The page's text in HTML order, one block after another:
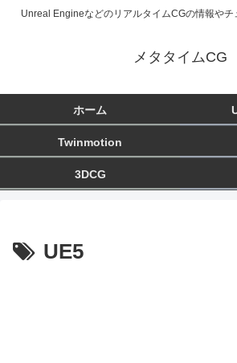
Unreal EngineなどのリアルタイムCGの情報や
メタタイムCG
ホーム
Twinmotion
3DCG
UE5